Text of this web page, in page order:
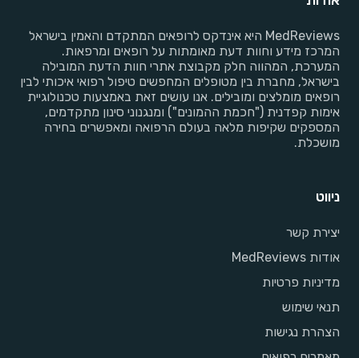
MedReviews היא אינדקס לרופאים המתקדם והאמין בישראל
המרכז מידע וחוות דעת מאומתות על רופאים ומרפאות.
המערכת, המהווה חלק מקבוצת אתרי חוות הדעת המובילה
בישראל, מחברת בין מטופלים המחפשים טיפול רפואי איכותי לבין
רופאים מומלצים ומובילים. אנו עושים זאת באמצעות טכנולוגיית
אימות קפדנית ("חכמת ההמונים") ומנגנוני סינון מתקדמים,
המספקים שקיפות מלאה בעולם הרפואה ומאפשרים בחירה
מושכלת.
ניווט
יצירת קשר
אודות MedReviews
מדיניות פרטיות
תנאי שימוש
הצהרת נגישות